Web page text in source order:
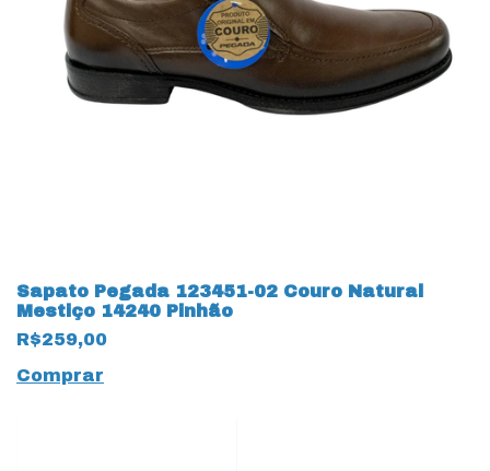
Sapato Pegada 123451-02 Couro Natural
Mestiço 14240 Pinhão
R$259,00
Comprar